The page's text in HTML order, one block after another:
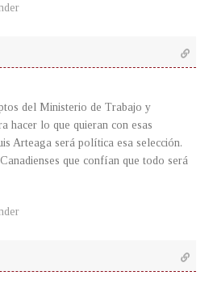
del Ministerio de Trabajo y
hacer lo que quieran con esas
Arteaga será política esa selección.
que confían que todo será